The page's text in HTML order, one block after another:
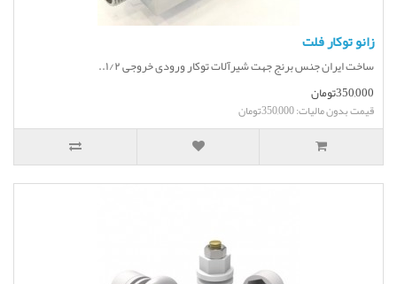
زانو توکار فلت
ساخت ایران جنس برنج جهت شیرآلات توکار ورودی خروجی ۱/۲..
350,000تومان
قیمت بدون مالیات: 350,000تومان